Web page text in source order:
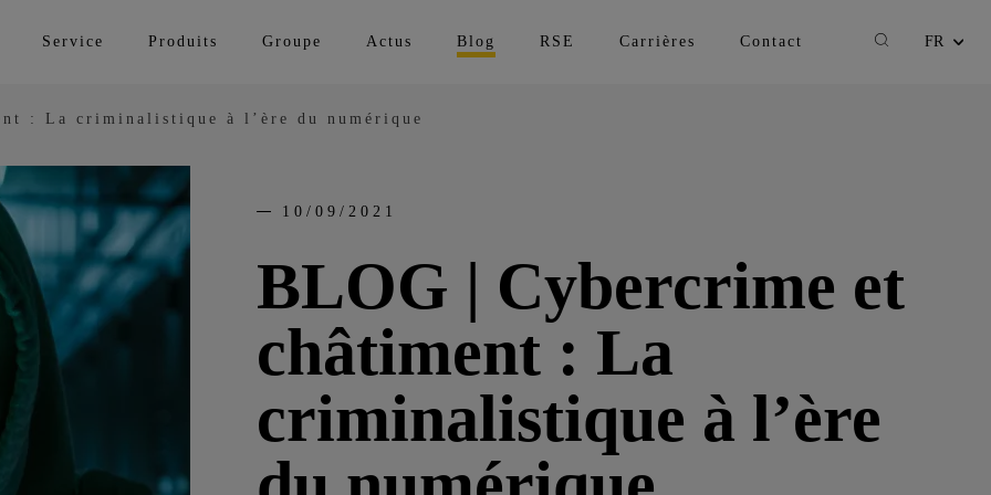
Service Produits Groupe Actus Blog RSE Carrières Contact Recherche
Changer la
FR
: La criminalistique à l’ère du numérique
BLOG | Cybercrime et
châtiment : La
criminalistique à l’ère
10/09/2021